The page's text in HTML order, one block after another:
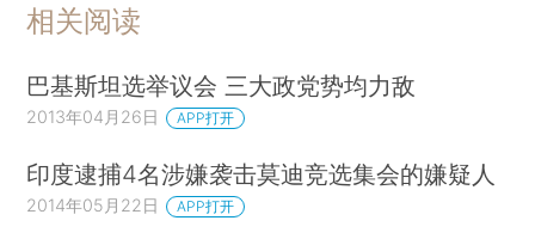
相关阅读
巴基斯坦选举议会 三大政党势均力敌
2013年04月26日 APP打开
印度逮捕4名涉嫌袭击莫迪竞选集会的嫌疑人
2014年05月22日 APP打开